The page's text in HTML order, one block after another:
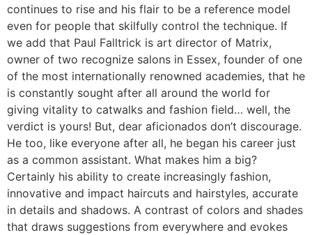
continues to rise and his flair to be a reference model
even for people that skilfully control the technique. If
we add that Paul Falltrick is art director of Matrix,
owner of two recognize salons in Essex, founder of one
of the most internationally renowned academies, that he
is constantly sought after all around the world for
giving vitality to catwalks and fashion field… well, the
verdict is yours! But, dear aficionados don’t discourage.
He too, like everyone after all, he began his career just
as a common assistant. What makes him a big?
Certainly his ability to create increasingly fashion,
innovative and impact haircuts and hairstyles, accurate
in details and shadows. A contrast of colors and shades
that draws suggestions from everywhere and evokes